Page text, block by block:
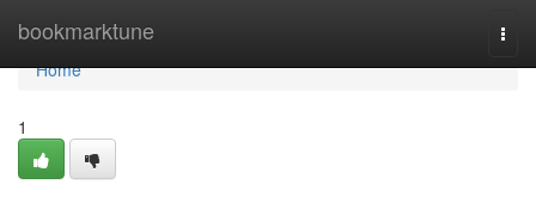
bookmarktune
Home
Home
1